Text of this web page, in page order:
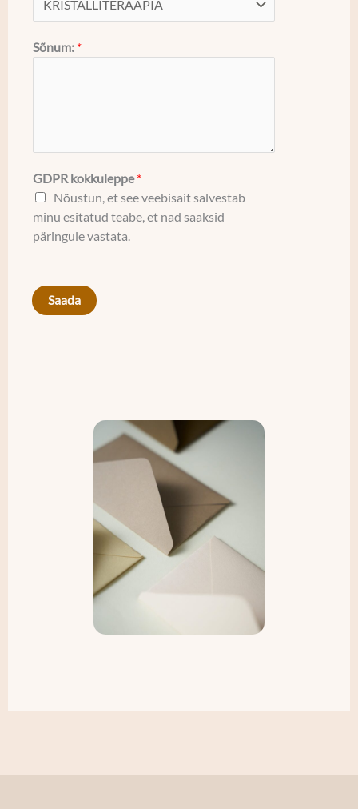
Sõnum: *
GDPR kokkuleppe*
Nõustun, et see veebisait salvestab
minu esitatud teabe, et nad saaksid
päringule vastata.
Saada